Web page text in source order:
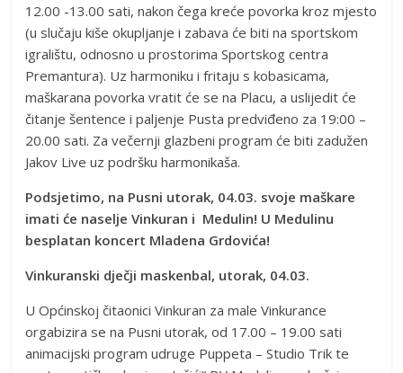
12.00 -13.00 sati, nakon čega kreće povorka kroz mjesto
(u slučaju kiše okupljanje i zabava će biti na sportskom
igralištu, odnosno u prostorima Sportskog centra
Premantura). Uz harmoniku i fritaju s kobasicama,
maškarana povorka vratit će se na Placu, a uslijedit će
čitanje šentence i paljenje Pusta predviđeno za 19:00 –
20.00 sati. Za večernji glazbeni program će biti zadužen
Jakov Live uz podršku harmonikaša.
Podsjetimo, na Pusni utorak, 04.03. svoje maškare
imati će naselje Vinkuran i Medulin! U Medulinu
besplatan koncert Mladena Grdovića!
Vinkuranski dječji maskenbal, utorak, 04.03.
U Općinskoj čitaonici Vinkuran za male Vinkurance
orgabizira se na Pusni utorak, od 17.00 – 19.00 sati
animacijski program udruge Puppeta – Studio Trik te